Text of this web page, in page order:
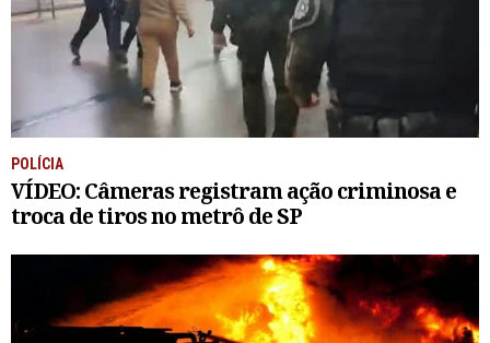
POLÍCIA
VÍDEO: Câmeras registram ação criminosa e
troca de tiros no metrô de SP